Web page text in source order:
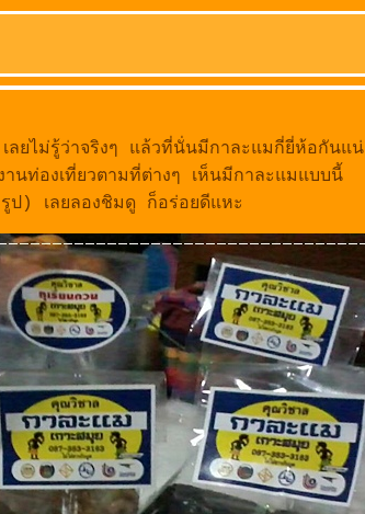
เลยไม่รู้ว่าจริงๆ แล้วที่นั่นมีกาละแมกี่ยี่ห้อกันแน่
นท่องเที่ยวตามที่ต่างๆ เห็นมีกาละแมแบบนี้
ป) เลยลองชิมดู ก็อร่อยดีแหะ